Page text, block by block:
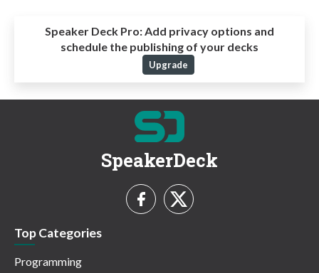
Speaker Deck Pro:Add privacy options and
schedule the publishing of your decks
Upgrade
SpeakerDeck
Top Categories
Programming